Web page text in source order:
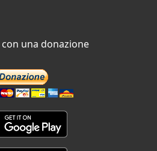
una donazione